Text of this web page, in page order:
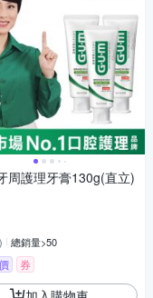
周護理牙膏130g(直立)
) 總銷量>50
券